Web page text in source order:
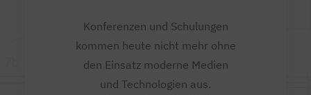
Konferenzen und Schulungen
kommen heute nicht mehr ohne
den Einsatz moderne Medien
und Technologien aus.